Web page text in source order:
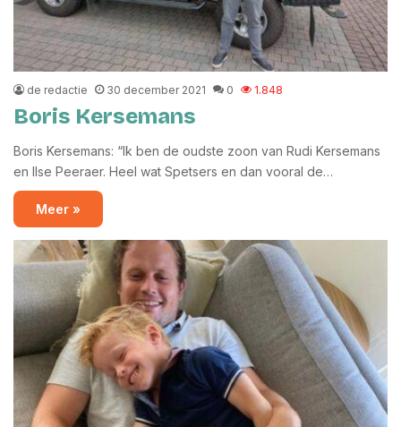
de redactie 30 december 2021 0 1.848
Boris Kersemans
Boris Kersemans: “Ik ben de oudste zoon van Rudi Kersemans
en Ilse Peeraer. Heel wat Spetsers en dan vooral de…
Meer »